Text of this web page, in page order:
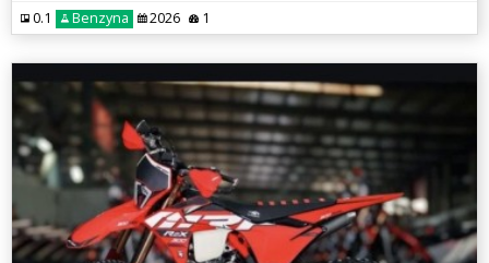
0.1 Benzyna 2026 1